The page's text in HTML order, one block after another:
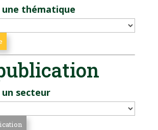
une thématique
un secteur